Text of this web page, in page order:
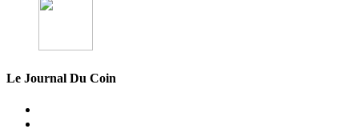
Le Journal Du Coin